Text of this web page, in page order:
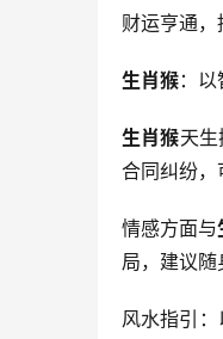
财运亨通，
生肖猴：
生肖猴天
合同纠纷，
情感方面与
局，建议随
风水指引：